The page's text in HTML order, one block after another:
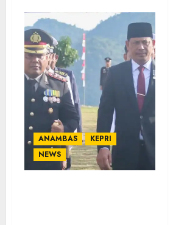
ANAMBAS
KEPRI
NEWS